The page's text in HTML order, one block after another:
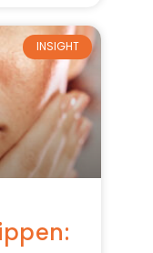
INSIGHT